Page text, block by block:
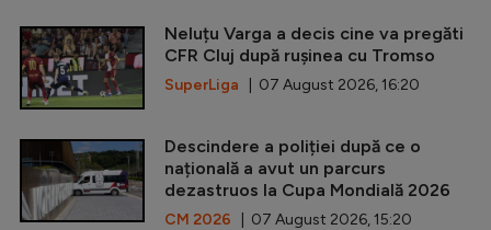
Neluțu Varga a decis cine va pregăti
CFR Cluj după rușinea cu Tromso
SuperLiga | 07 August 2026, 16:20
Descindere a poliției după ce o
națională a avut un parcurs
dezastruos la Cupa Mondială 2026
CM 2026 | 07 August 2026, 15:20